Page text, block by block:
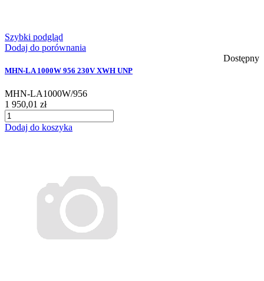
Szybki podgląd
Dodaj do porównania
Dostępny
MHN-LA 1000W 956 230V XWH UNP
MHN-LA1000W/956
1 950,01 zł
Dodaj do koszyka